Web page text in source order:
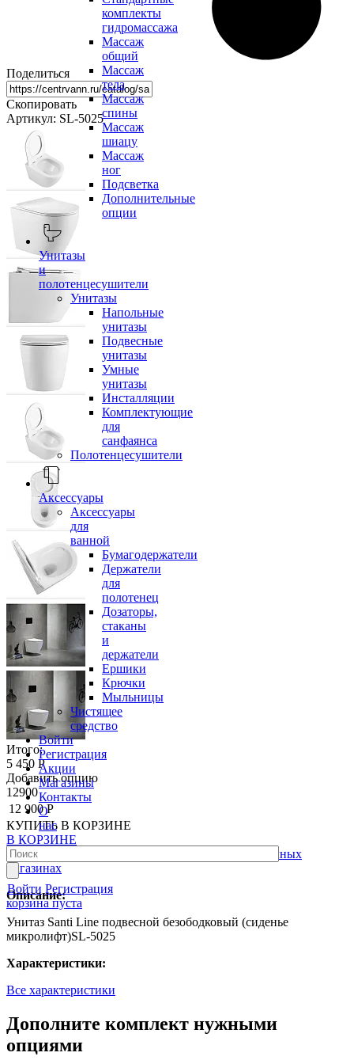
комплекты
гидромассажа
Массаж
общий
Массаж
тела
Массаж
спины
Массаж
шиацу
Массаж
ног
Подсветка
Дополнительные
опции
Унитазы
и
полотенцесушители
Унитазы
Напольные
унитазы
Подвесные
унитазы
Умные
унитазы
Инсталляции
Комплектующие
для
санфаянса
Полотенцесушители
Аксессуары
Аксессуары
для
ванной
Бумагодержатели
Держатели
для
полотенец
Дозаторы,
стаканы
и
держатели
Ершики
Крючки
Мыльницы
Чистящее
средство
Войти
Регистрация
Акции
Магазины
Контакты
О
нас
Войти Регистрация
корзина пуста
Поделиться
Скопировать
Артикул: SL-5025
Итого:
5 450 Р
Добавить опцию
12900
12 900 Р
КУПИТЬ В КОРЗИНЕ
В КОРЗИНЕ
Товар можно купить
в наших розничных
магазинах
Описание:
Унитаз Santi Line подвесной безободковый (сиденье
микролифт)SL-5025
Характеристики:
Все характеристики
Дополните комплект нужными
опциями